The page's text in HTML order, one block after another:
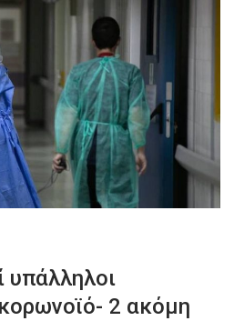
υπάλληλοι
2 ακόμη